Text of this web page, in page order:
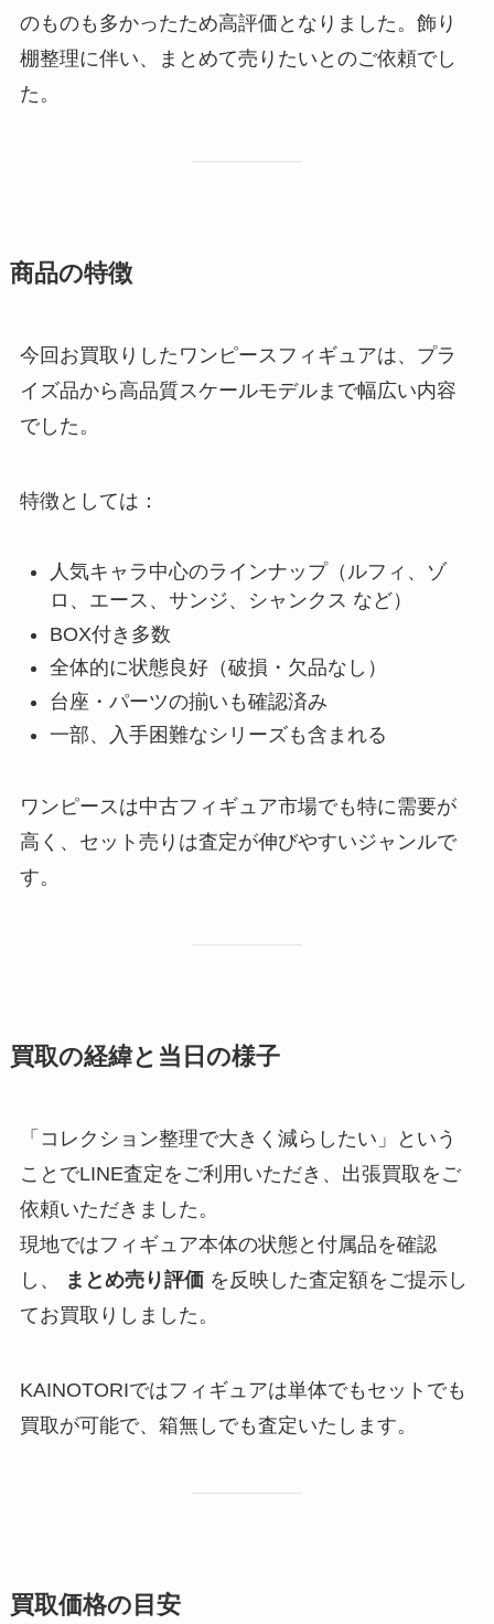
のものも多かったため高評価となりました。飾り
棚整理に伴い、まとめて売りたいとのご依頼でし
た。
商品の特徴
今回お買取りしたワンピースフィギュアは、プラ
イズ品から高品質スケールモデルまで幅広い内容
でした。
特徴としては：
人気キャラ中心のラインナップ（ルフィ、ゾ
ロ、エース、サンジ、シャンクス など）
BOX付き多数
全体的に状態良好（破損・欠品なし）
台座・パーツの揃いも確認済み
一部、入手困難なシリーズも含まれる
ワンピースは中古フィギュア市場でも特に需要が
高く、セット売りは査定が伸びやすいジャンルで
す。
買取の経緯と当日の様子
「コレクション整理で大きく減らしたい」という
ことでLINE査定をご利用いただき、出張買取をご
依頼いただきました。
現地ではフィギュア本体の状態と付属品を確認
し、
まとめ売り評価を反映した査定額をご提示し
てお買取りしました。
KAINOTORIではフィギュアは単体でもセットでも
買取が可能で、箱無しでも査定いたします。
買取価格の目安